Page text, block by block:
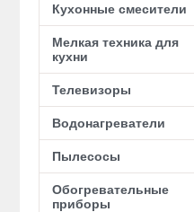
Кухонные смесители
Мелкая техника для
кухни
Телевизоры
Водонагреватели
Пылесосы
Обогревательные
приборы